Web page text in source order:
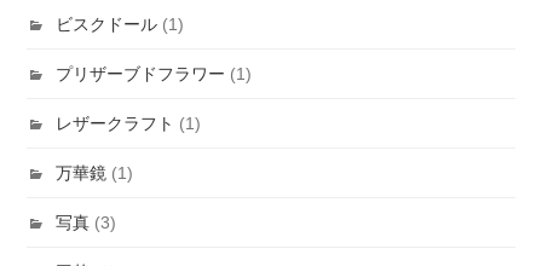
ビスクドール (1)
プリザーブドフラワー (1)
レザークラフト (1)
万華鏡 (1)
写真 (3)